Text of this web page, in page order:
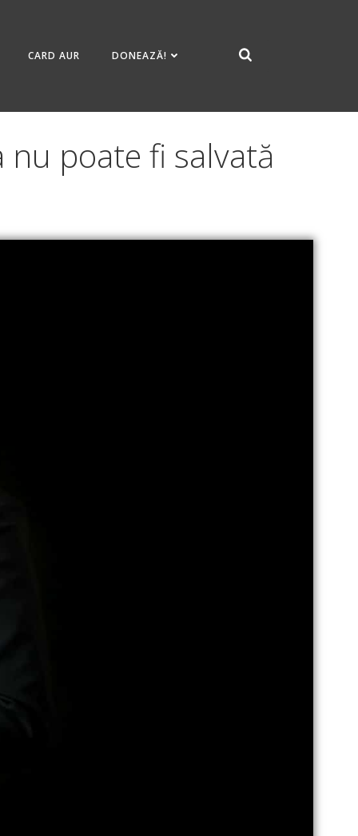
CARD AUR DONEAZĂ!
poate fi salvată